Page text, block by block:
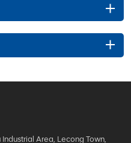
Area, Lecong Town,